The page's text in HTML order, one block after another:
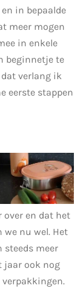
in bepaalde
meer mogen
in enkele
beginnetje te
verlang ik
eerste stappen
over en dat het
nu wel. Het
steeds meer
jaar ook nog
verpakkingen.